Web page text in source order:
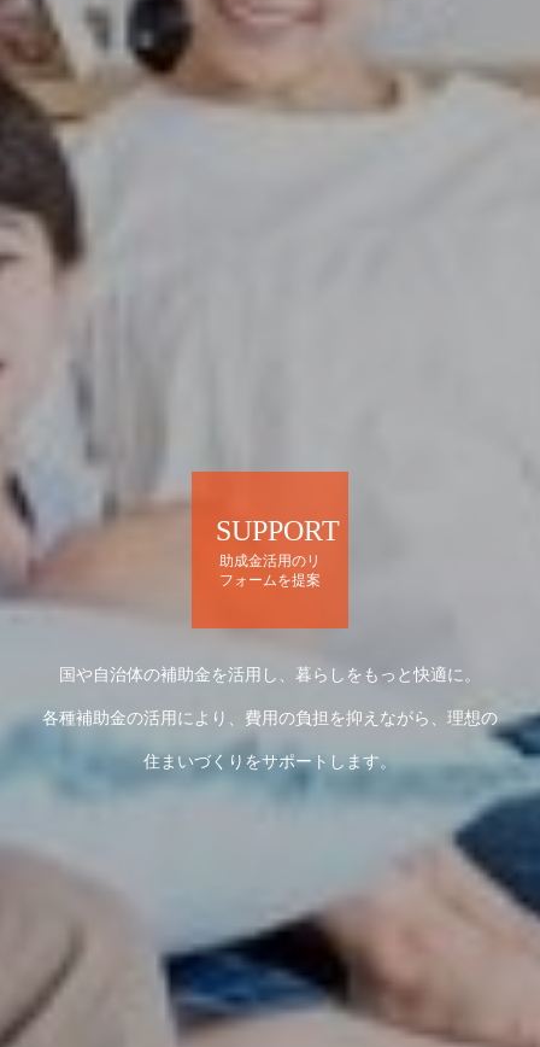
SUPPORT
助成金活用のリ
フォームを提案
国や自治体の補助金を活用し、暮らしをもっと快適に。
各種補助金の活用により、費用の負担を抑えながら、理想の
住まいづくりをサポートします。